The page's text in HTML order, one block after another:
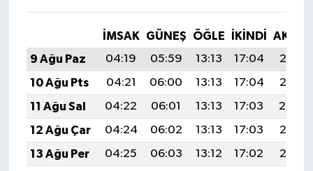
İMSAK GÜNEŞ ÖĞLE İKINDI
9 Ağu Paz
04:19 05:59 13:13 17:04
20:17
10 Ağu Pts
04:21 06:00 13:13 17:04
20:16
11 Ağu Sal
04:22 06:01 13:13 17:03
20:14
12 Ağu Çar
04:24 06:02 13:13 17:03
20:13
13 Ağu Per
04:25 06:03 13:12 17:02
20:12